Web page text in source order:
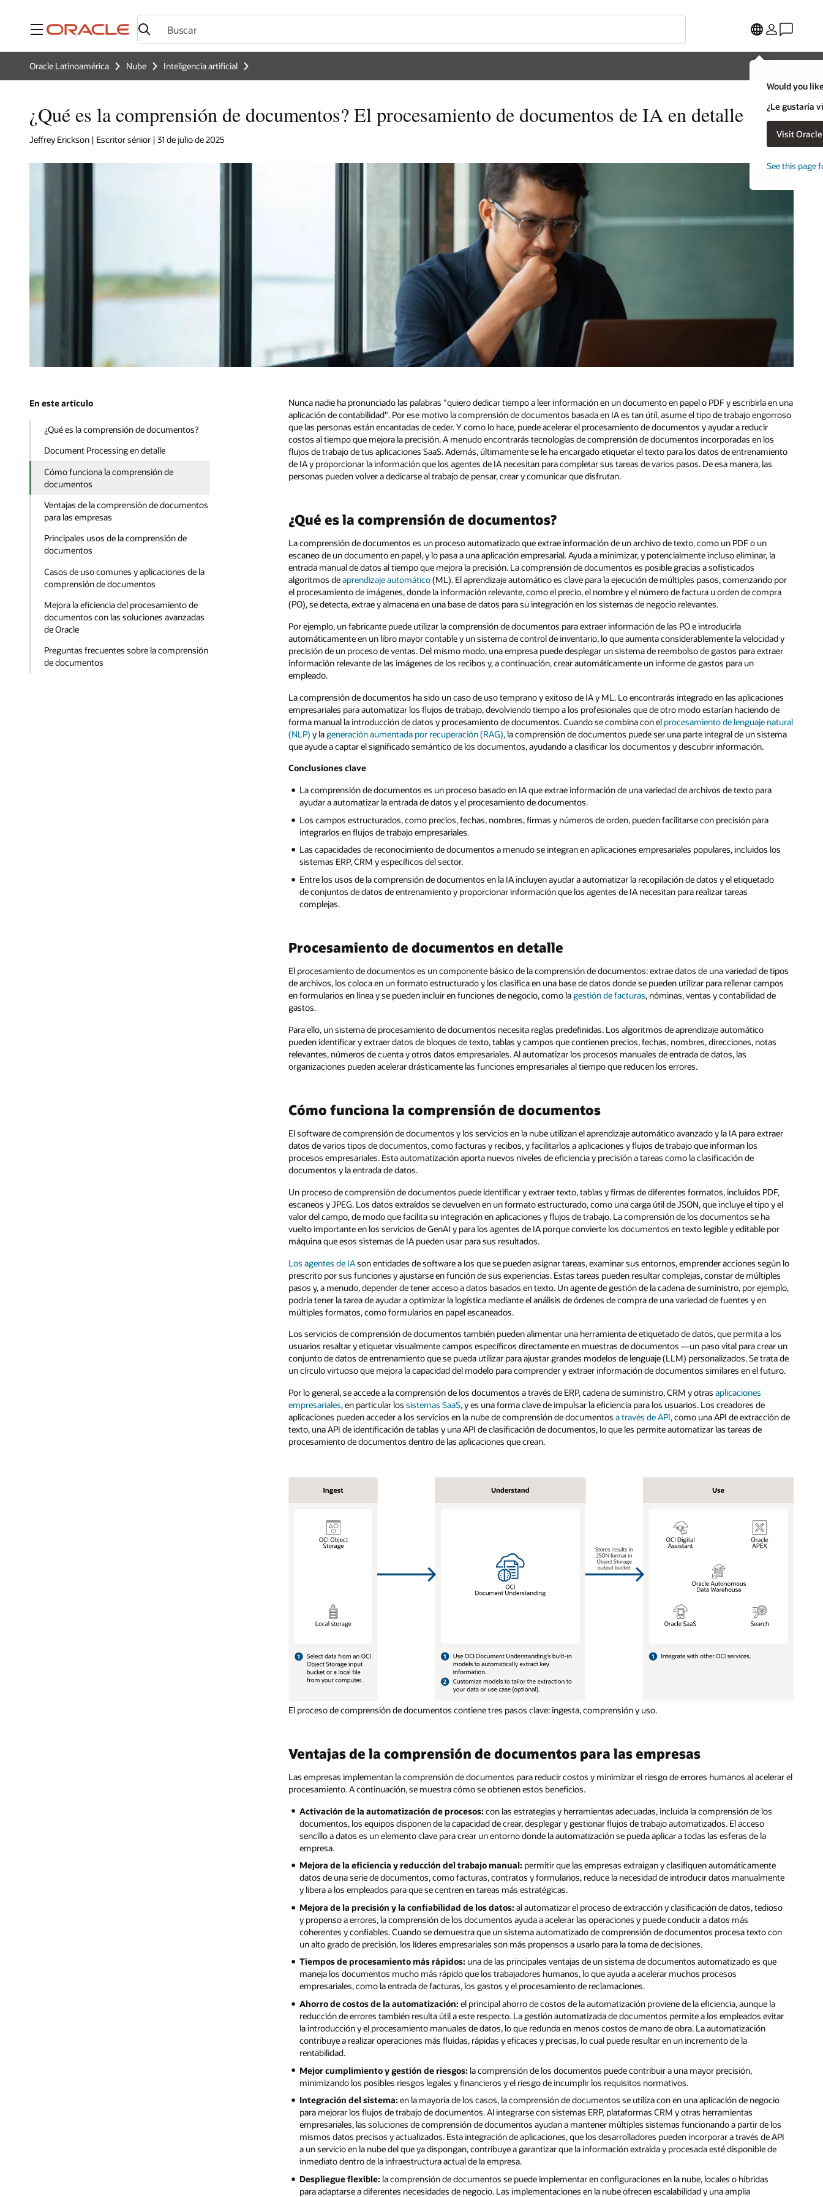
Menú
Would you
¿Le gustaría
Visit
See this page
Oracle Latinoamérica Nube Inteligencia artificial
¿Qué es la comprensión de documentos? El procesamiento de documentos de IA en detalle
Jeffrey Erickson | Escritor sénior | 31 de julio de 2025
En este artículo
¿Qué es la comprensión de documentos?
Document Processing en detalle
Cómo funciona la comprensión de
documentos
Ventajas de la comprensión de documentos
para las empresas
Principales usos de la comprensión de
documentos
Casos de uso comunes y aplicaciones de la
comprensión de documentos
Mejora la eficiencia del procesamiento de
documentos con las soluciones avanzadas
de Oracle
Preguntas frecuentes sobre la comprensión
de documentos
Nunca nadie ha pronunciado las palabras "quiero dedicar tiempo a leer información en un documento en papel o PDF y escribirla en una
aplicación de contabilidad". Por ese motivo la comprensión de documentos basada en IA es tan útil, asume el tipo de trabajo engorroso
que las personas están encantadas de ceder. Y como lo hace, puede acelerar el procesamiento de documentos y ayudar a reducir
costos al tiempo que mejora la precisión. A menudo encontrarás tecnologías de comprensión de documentos incorporadas en los
flujos de trabajo de tus aplicaciones SaaS. Además, últimamente se le ha encargado etiquetar el texto para los datos de entrenamiento
de IA y proporcionar la información que los agentes de IA necesitan para completar sus tareas de varios pasos. De esa manera, las
personas pueden volver a dedicarse al trabajo de pensar, crear y comunicar que disfrutan.
¿Qué es la comprensión de documentos?
La comprensión de documentos es un proceso automatizado que extrae información de un archivo de texto, como un PDF o un
escaneo de un documento en papel, y lo pasa a una aplicación empresarial. Ayuda a minimizar, y potencialmente incluso eliminar, la
entrada manual de datos al tiempo que mejora la precisión. La comprensión de documentos es posible gracias a sofisticados
algoritmos deaprendizaje automático(ML). El aprendizaje automático es clave para la ejecución de múltiples pasos, comenzando por
el procesamiento de imágenes, donde la información relevante, como el precio, el nombre y el número de factura u orden de compra
(PO), se detecta, extrae y almacena en una base de datos para su integración en los sistemas de negocio relevantes.
Por ejemplo, un fabricante puede utilizar la comprensión de documentos para extraer información de las PO e introducirla
automáticamente en un libro mayor contable y un sistema de control de inventario, lo que aumenta considerablemente la velocidad y
precisión de un proceso de ventas. Del mismo modo, una empresa puede desplegar un sistema de reembolso de gastos para extraer
información relevante de las imágenes de los recibos y, a continuación, crear automáticamente un informe de gastos para un
empleado.
La comprensión de documentos ha sido un caso de uso temprano y exitoso de IA y ML. Lo encontrarás integrado en las aplicaciones
empresariales para automatizar los flujos de trabajo, devolviendo tiempo a los profesionales que de otro modo estarían haciendo de
forma manual la introducción de datos y procesamiento de documentos. Cuando se combina con el procesamiento de lenguaje natural
(NLP) y lageneración aumentada por recuperación (RAG), la comprensión de documentos puede ser una parte integral de un sistema
que ayude a captar el significado semántico de los documentos, ayudando a clasificar los documentos y descubrir información.
Conclusiones clave
La comprensión de documentos es un proceso basado en IA que extrae información de una variedad de archivos de texto para
ayudar a automatizar la entrada de datos y el procesamiento de documentos.
Los campos estructurados, como precios, fechas, nombres, firmas y números de orden, pueden facilitarse con precisión para
integrarlos en flujos de trabajo empresariales.
Las capacidades de reconocimiento de documentos a menudo se integran en aplicaciones empresariales populares, incluidos los
sistemas ERP, CRM y específicos del sector.
Entre los usos de la comprensión de documentos en la IA incluyen ayudar a automatizar la recopilación de datos y el etiquetado
de conjuntos de datos de entrenamiento y proporcionar información que los agentes de IA necesitan para realizar tareas
complejas.
Procesamiento de documentos en detalle
El procesamiento de documentos es un componente básico de la comprensión de documentos: extrae datos de una variedad de tipos
de archivos, los coloca en un formato estructurado y los clasifica en una base de datos donde se pueden utilizar para rellenar campos
en formularios en línea y se pueden incluir en funciones de negocio, como lagestión de facturas, nóminas, ventas y contabilidad de
gastos.
Para ello, un sistema de procesamiento de documentos necesita reglas predefinidas. Los algoritmos de aprendizaje automático
pueden identificar y extraer datos de bloques de texto, tablas y campos que contienen precios, fechas, nombres, direcciones, notas
relevantes, números de cuenta y otros datos empresariales. Al automatizar los procesos manuales de entrada de datos, las
organizaciones pueden acelerar drásticamente las funciones empresariales al tiempo que reducen los errores.
Cómo funciona la comprensión de documentos
El software de comprensión de documentos y los servicios en la nube utilizan el aprendizaje automático avanzado y la IA para extraer
datos de varios tipos de documentos, como facturas y recibos, y facilitarlos a aplicaciones y flujos de trabajo que informan los
procesos empresariales. Esta automatización aporta nuevos niveles de eficiencia y precisión a tareas como la clasificación de
documentos y la entrada de datos.
Un proceso de comprensión de documentos puede identificar y extraer texto, tablas y firmas de diferentes formatos, incluidos PDF,
escaneos y JPEG. Los datos extraídos se devuelven en un formato estructurado, como una carga útil de JSON, que incluye el tipo y el
valor del campo, de modo que facilita su integración en aplicaciones y flujos de trabajo. La comprensión de los documentos se ha
vuelto importante en los servicios de GenAI y para los agentes de IA porque convierte los documentos en texto legible y editable por
máquina que esos sistemas de IA pueden usar para sus resultados.
Los agentes de IAson entidades de software a los que se pueden asignar tareas, examinar sus entornos, emprender acciones según lo
prescrito por sus funciones y ajustarse en función de sus experiencias. Estas tareas pueden resultar complejas, constar de múltiples
pasos y, a menudo, depender de tener acceso a datos basados en texto. Un agente de gestión de la cadena de suministro, por ejemplo,
podría tener la tarea de ayudar a optimizar la logística mediante el análisis de órdenes de compra de una variedad de fuentes y en
múltiples formatos, como formularios en papel escaneados.
Los servicios de comprensión de documentos también pueden alimentar una herramienta de etiquetado de datos, que permita a los
usuarios resaltar y etiquetar visualmente campos específicos directamente en muestras de documentos —un paso vital para crear un
conjunto de datos de entrenamiento que se pueda utilizar para ajustar grandes modelos de lenguaje (LLM) personalizados. Se trata de
un círculo virtuoso que mejora la capacidad del modelo para comprender y extraer información de documentos similares en el futuro.
Por lo general, se accede a la comprensión de los documentos a través de ERP, cadena de suministro, CRM y otrasaplicaciones
empresariales, en particular lossistemas SaaS, y es una forma clave de impulsar la eficiencia para los usuarios. Los creadores de
aplicaciones pueden acceder a los servicios en la nube de comprensión de documentosa través de API, como una API de extracción de
texto, una API de identificación de tablas y una API de clasificación de documentos, lo que les permite automatizar las tareas de
procesamiento de documentos dentro de las aplicaciones que crean.
El proceso de comprensión de documentos contiene tres pasos clave: ingesta, comprensión y uso.
Ventajas de la comprensión de documentos para las empresas
Las empresas implementan la comprensión de documentos para reducir costos y minimizar el riesgo de errores humanos al acelerar el
procesamiento. A continuación, se muestra cómo se obtienen estos beneficios.
Activación de la automatización de procesos: con las estrategias y herramientas adecuadas, incluida la comprensión de los
documentos, los equipos disponen de la capacidad de crear, desplegar y gestionar flujos de trabajo automatizados. El acceso
sencillo a datos es un elemento clave para crear un entorno donde la automatización se pueda aplicar a todas las esferas de la
empresa.
Mejora de la eficiencia y reducción del trabajo manual: permitir que las empresas extraigan y clasifiquen automáticamente
datos de una serie de documentos, como facturas, contratos y formularios, reduce la necesidad de introducir datos manualmente
y libera a los empleados para que se centren en tareas más estratégicas.
Mejora de la precisión y la confiabilidad de los datos: al automatizar el proceso de extracción y clasificación de datos, tedioso
y propenso a errores, la comprensión de los documentos ayuda a acelerar las operaciones y puede conducir a datos más
coherentes y confiables. Cuando se demuestra que un sistema automatizado de comprensión de documentos procesa texto con
un alto grado de precisión, los líderes empresariales son más propensos a usarlo para la toma de decisiones.
Tiempos de procesamiento más rápidos: una de las principales ventajas de un sistema de documentos automatizado es que
maneja los documentos mucho más rápido que los trabajadores humanos, lo que ayuda a acelerar muchos procesos
empresariales, como la entrada de facturas, los gastos y el procesamiento de reclamaciones.
Ahorro de costos de la automatización: el principal ahorro de costos de la automatización proviene de la eficiencia, aunque la
reducción de errores también resulta útil a este respecto. La gestión automatizada de documentos permite a los empleados evitar
la introducción y el procesamiento manuales de datos, lo que redunda en menos costos de mano de obra. La automatización
contribuye a realizar operaciones más fluidas, rápidas y eficaces y precisas, lo cual puede resultar en un incremento de la
rentabilidad.
Mejor cumplimiento y gestión de riesgos: la comprensión de los documentos puede contribuir a una mayor precisión,
minimizando los posibles riesgos legales y financieros y el riesgo de incumplir los requisitos normativos.
Integración del sistema: en la mayoría de los casos, la comprensión de documentos se utiliza con en una aplicación de negocio
para mejorar los flujos de trabajo de documentos. Al integrarse con sistemas ERP, plataformas CRM y otras herramientas
empresariales, las soluciones de comprensión de documentos ayudan a mantener múltiples sistemas funcionando a partir de los
mismos datos precisos y actualizados. Esta integración de aplicaciones, que los desarrolladores pueden incorporar a través de API
a un servicio en la nube del que ya dispongan, contribuye a garantizar que la información extraída y procesada esté disponible de
inmediato dentro de la infraestructura actual de la empresa.
Despliegue flexible: la comprensión de documentos se puede implementar en configuraciones en la nube, locales o híbridas
para adaptarse a diferentes necesidades de negocio. Las implementaciones en la nube ofrecen escalabilidad y una amplia